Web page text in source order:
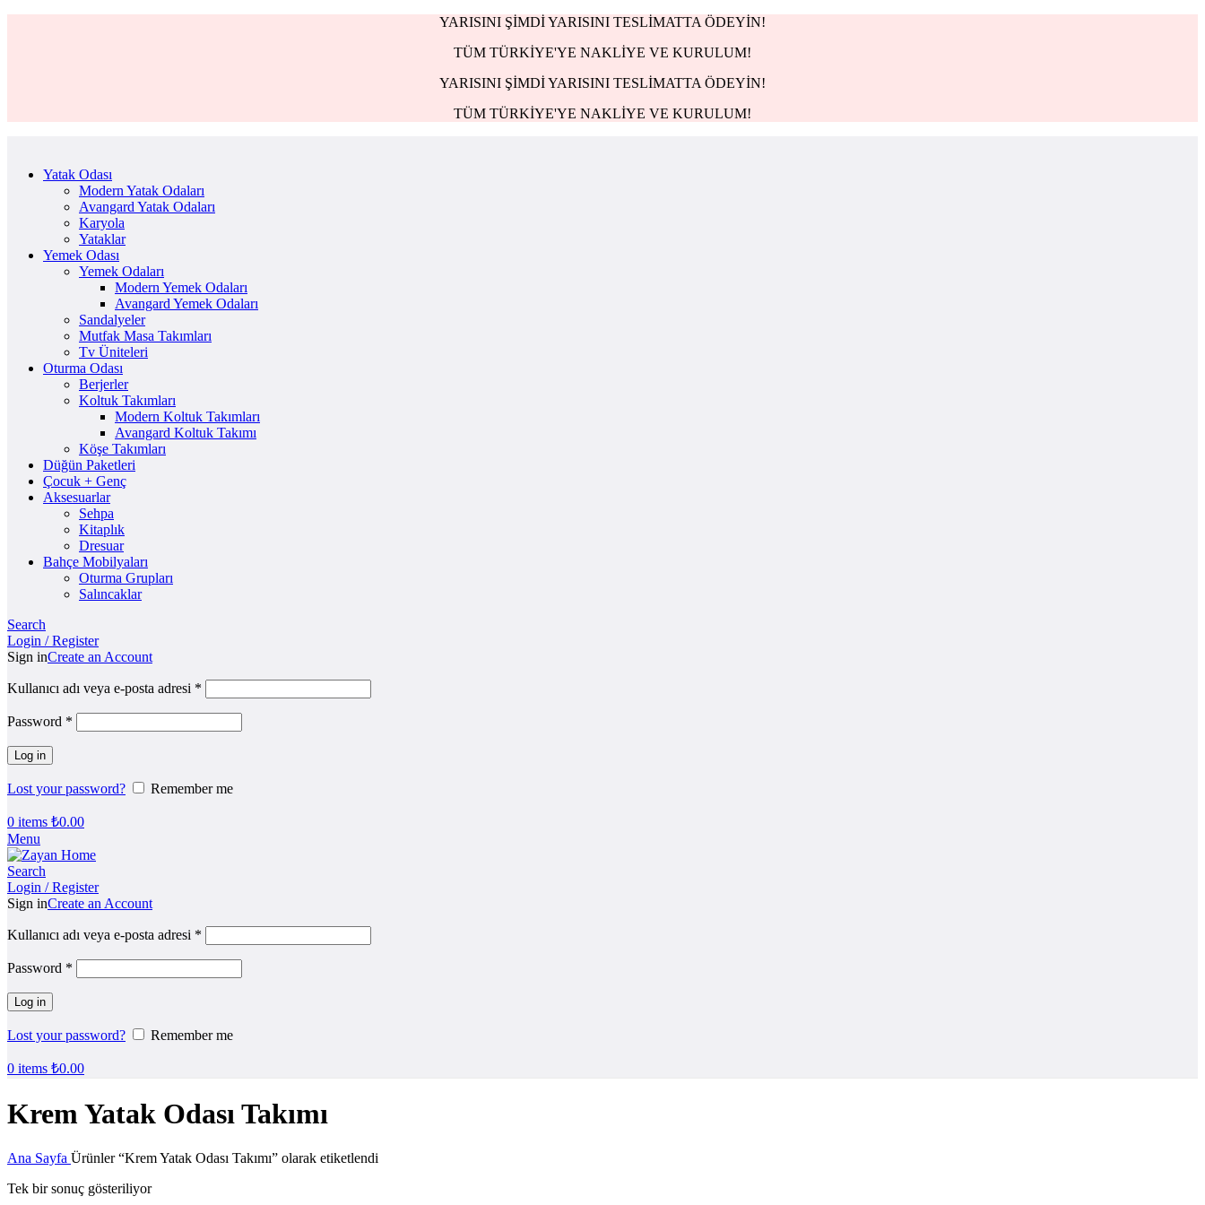
YARISINI ŞİMDİ YARISINI TESLİMATTA ÖDEYİN!
TÜM TÜRKİYE'YE NAKLİYE VE KURULUM!
YARISINI ŞİMDİ YARISINI TESLİMATTA ÖDEYİN!
TÜM TÜRKİYE'YE NAKLİYE VE KURULUM!
Yatak Odası
Modern Yatak Odaları
Avangard Yatak Odaları
Karyola
Yataklar
Yemek Odası
Yemek Odaları
Modern Yemek Odaları
Avangard Yemek Odaları
Sandalyeler
Mutfak Masa Takımları
Tv Üniteleri
Oturma Odası
Berjerler
Koltuk Takımları
Modern Koltuk Takımları
Avangard Koltuk Takımı
Köşe Takımları
Düğün Paketleri
Çocuk + Genç
Aksesuarlar
Sehpa
Kitaplık
Dresuar
Bahçe Mobilyaları
Oturma Grupları
Salıncaklar
Search
Login / Register
Sign inCreate an Account
Kullanıcı adı veya e-posta adresi *
Password *
Log in
Lost your password? Remember me
0 items ₺0.00
Menu
Search
Login / Register
Sign inCreate an Account
Kullanıcı adı veya e-posta adresi *
Password *
Log in
Lost your password? Remember me
0 items ₺0.00
Krem Yatak Odası Takımı
Ana Sayfa Ürünler “Krem Yatak Odası Takımı” olarak etiketlendi
Tek bir sonuç gösteriliyor